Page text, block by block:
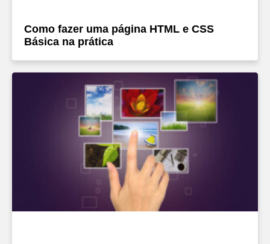
Como fazer uma página HTML e CSS
Básica na prática